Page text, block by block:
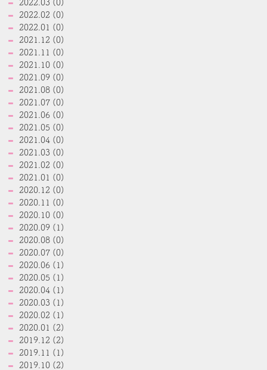
2022.03 (0)
2022.02 (0)
2022.01 (0)
2021.12 (0)
2021.11 (0)
2021.10 (0)
2021.09 (0)
2021.08 (0)
2021.07 (0)
2021.06 (0)
2021.05 (0)
2021.04 (0)
2021.03 (0)
2021.02 (0)
2021.01 (0)
2020.12 (0)
2020.11 (0)
2020.10 (0)
2020.09 (1)
2020.08 (0)
2020.07 (0)
2020.06 (1)
2020.05 (1)
2020.04 (1)
2020.03 (1)
2020.02 (1)
2020.01 (2)
2019.12 (2)
2019.11 (1)
2019.10 (2)